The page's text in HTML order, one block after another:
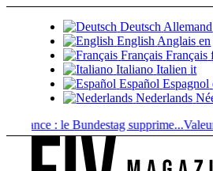
Deutsch Allemand
English Anglais en
Français Français
Italiano Italien it
Español Espagnol
Nederlands
: le Bundestag supprime...Valeur